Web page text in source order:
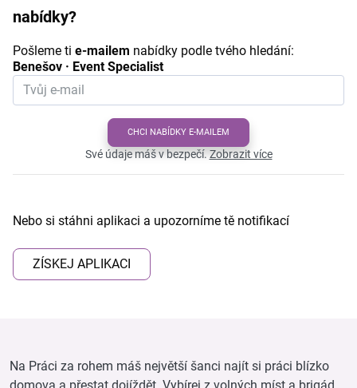
nabídky?
Pošleme ti e-mailem nabídky podle tvého hledání:
Benešov · Event Specialist
CHCI NABÍDKY E-MAILEM
Své údaje máš v bezpečí.Zobrazit více
Nebo si stáhni aplikaci a upozorníme tě notifikací
ZÍSKEJ APLIKACI
Na Práci za rohem máš největší šanci najít si práci blízko
domova a přestat dojíždět. Vybírej z volných míst a brigád